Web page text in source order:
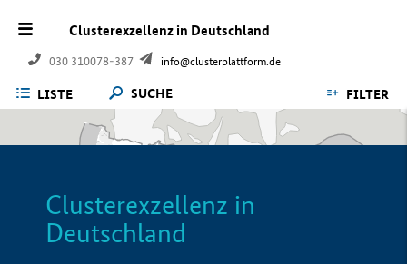
Clusterexzellenz in Deutschland
030 310078-387 info@clusterplattform.de
LISTE SUCHE FILTER
Clusterexzellenz in
Deutschland